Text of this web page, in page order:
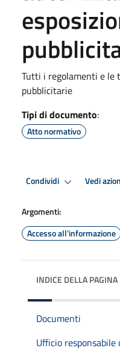
Tutti i regolamenti e le
pubblicitarie
Tipi di documento:
Atto normativo
Condividi Vedi
Argomenti:
Accesso all'informazione
INDICE DELLA PAGINA
Documenti
Ufficio